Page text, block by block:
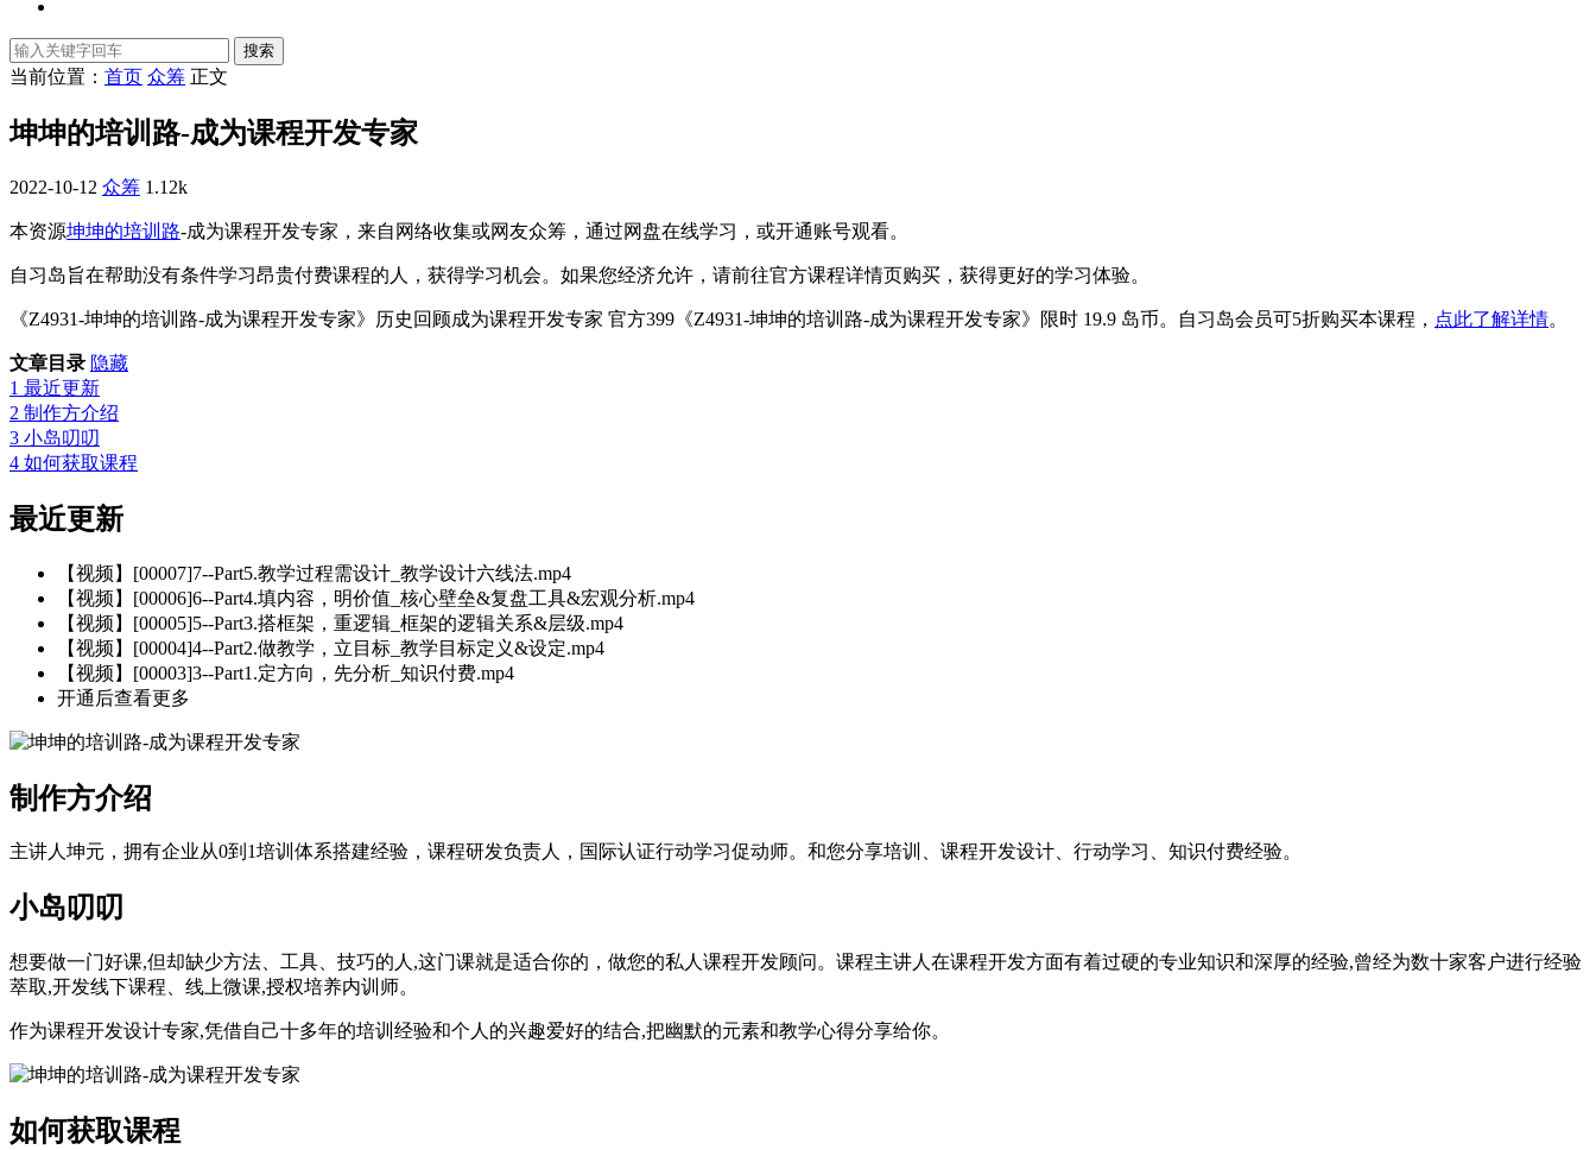
搜索
当前位置： 首页 众筹 正文
坤坤的培训路-成为课程开发专家
2022-10-12 众筹 1.12k
本资源坤坤的培训路-成为课程开发专家，来自网络收集或网友众筹，通过网盘在线学习，或开通账号观看。
自习岛旨在帮助没有条件学习昂贵付费课程的人，获得学习机会。如果您经济允许，请前往官方课程详情页购买，获得更好的学习体验。
《Z4931-坤坤的培训路-成为课程开发专家》历史回顾成为课程开发专家 官方399《Z4931-坤坤的培训路-成为课程开发专家》限时 19.9 岛币。自习岛会员可5折购买本课程， 点此了解详情。
文章目录 隐藏
1 最近更新
2 制作方介绍
3 小岛叨叨
4 如何获取课程
最近更新
【视频】[00007]7--Part5.教学过程需设计_教学设计六线法.mp4
【视频】[00006]6--Part4.填内容，明价值_核心壁垒&复盘工具&宏观分析.mp4
【视频】[00005]5--Part3.搭框架，重逻辑_框架的逻辑关系&层级.mp4
【视频】[00004]4--Part2.做教学，立目标_教学目标定义&设定.mp4
【视频】[00003]3--Part1.定方向，先分析_知识付费.mp4
开通后查看更多
制作方介绍
主讲人坤元，拥有企业从0到1培训体系搭建经验，课程研发负责人，国际认证行动学习促动师。和您分享培训、课程开发设计、行动学习、知识付费经验。
小岛叨叨
想要做一门好课,但却缺少方法、工具、技巧的人,这门课就是适合你的，做您的私人课程开发顾问。课程主讲人在课程开发方面有着过硬的专业知识和深厚的经验,曾经为数十家客户进行经验
萃取,开发线下课程、线上微课,授权培养内训师。
作为课程开发设计专家,凭借自己十多年的培训经验和个人的兴趣爱好的结合,把幽默的元素和教学心得分享给你。
如何获取课程